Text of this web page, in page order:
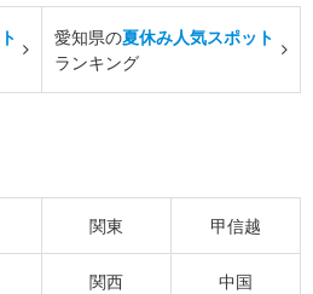
愛知県の夏休み人気スポット
ランキング
関東 甲信越
関西 中国